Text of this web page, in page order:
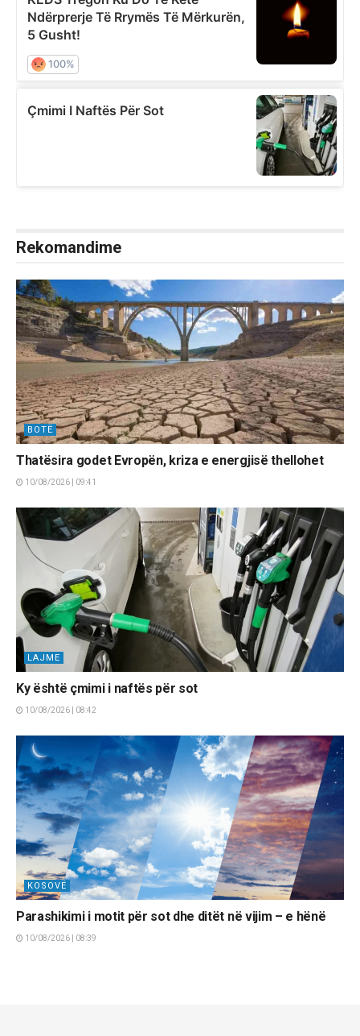
Rekomandime
BOTË
Thatësira godet Evropën, kriza e energjisë thellohet
10/08/2026 | 09:41
LAJME
Ky është çmimi i naftës për sot
10/08/2026 | 08:42
KOSOVË
Parashikimi i motit për sot dhe ditët në vijim – e hënë
10/08/2026 | 08:39